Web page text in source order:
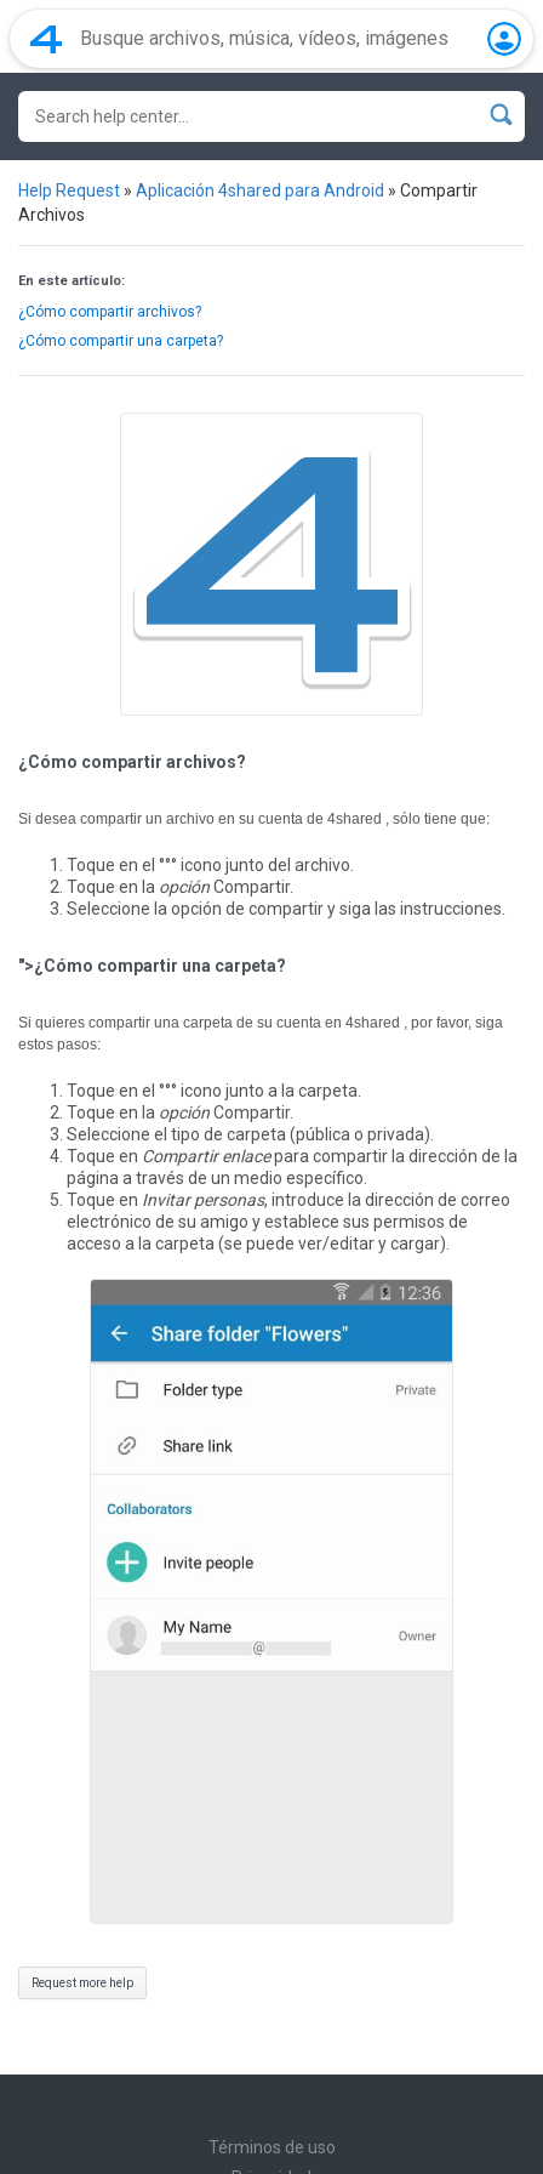
Help Request » Aplicación 4shared para Android » Compartir
Archivos
En este artículo:
¿Cómo compartir archivos?
¿Cómo compartir una carpeta?
¿Cómo compartir archivos?
Si desea compartir un archivo en su cuenta de 4shared , sólo tiene que:
Toque en el °°° icono junto del archivo.
Toque en la opciónCompartir.
Seleccione la opción de compartir y siga las instrucciones.
">¿Cómo compartir una carpeta?
Si quieres compartir una carpeta de su cuenta en 4shared , por favor, siga
estos pasos:
Toque en el °°° icono junto a la carpeta.
Toque en la opciónCompartir.
Seleccione el tipo de carpeta (pública o privada).
Toque en Compartir enlacepara compartir la dirección de la
página a través de un medio específico.
Toque en Invitar personas, introduce la dirección de correo
electrónico de su amigo y establece sus permisos de
acceso a la carpeta (se puede ver/editar y cargar).
Request more help
Términos de uso